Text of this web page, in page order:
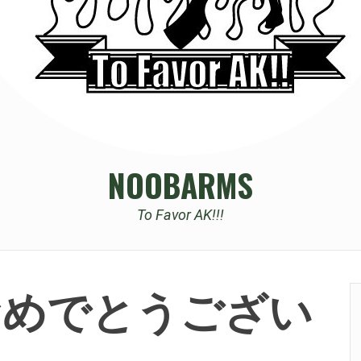
NOOBARMS
To Favor AK!!!
でとうござい